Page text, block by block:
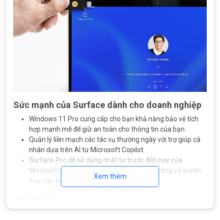
Sức mạnh của Surface dành cho doanh nghiệp
Windows 11 Pro cung cấp cho bạn khả năng bảo vệ tích
hợp mạnh mẽ để giữ an toàn cho thông tin của bạn.
Quản lý liền mạch các tác vụ thường ngày với trợ giúp cá
nhân dựa trên AI từ Microsoft Copilot.
Surface Pro dễ sử dụng nhất từ ​​trước đến nay của
Microsoft, với các biểu tượng trực quan rõ ràng và quyền
truy cập tích hợp vào hướng dẫn sửa chữa.
Xem thêm